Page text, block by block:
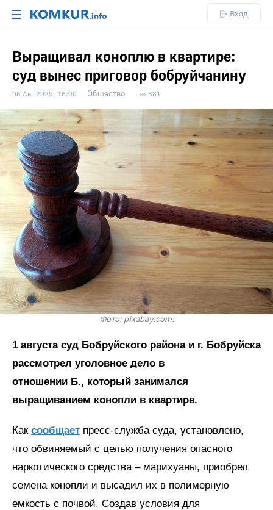
☰ Вход
Выращивал коноплю в квартире:
суд вынес приговор бобруйчанину
06 Авг 2025, 16:00 Общество 881
Фото: pixabay.com.
1 августа суд Бобруйского района и г. Бобруйска
рассмотрел уголовное дело в
отношении Б., который занимался
выращиванием конопли в квартире.
Как сообщает пресс-служба суда, установлено,
что обвиняемый с целью получения опасного
наркотического средства – марихуаны, приобрел
семена конопли и высадил их в полимерную
емкость с почвой. Создав условия для